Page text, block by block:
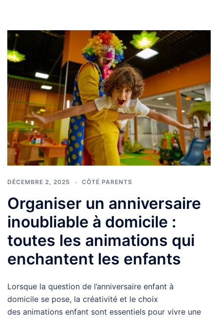
DÉCEMBRE 2, 2025 CÔTÉ PARENTS
Organiser un anniversaire
inoubliable à domicile :
toutes les animations qui
enchantent les enfants
Lorsque la question de l’anniversaire enfant à
domicile se pose, la créativité et le choix
des animations enfant sont essentiels pour vivre une